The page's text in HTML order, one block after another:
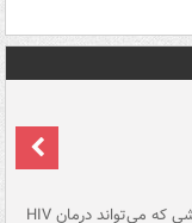
قرص آزمایشی که می‌تواند درمان HIV